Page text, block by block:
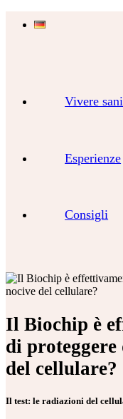
Vivere sani
Esperienze
Consigli
Il Biochip è
di
del cellulare?
Il test: le radiazioni del